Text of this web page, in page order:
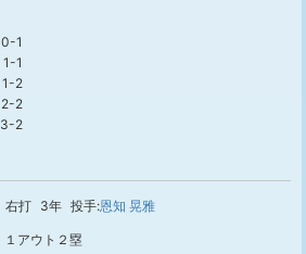
0-1
1-1
1-2
2-2
3-2
右打 3年 投手:恩知 晃雅
１アウト２塁